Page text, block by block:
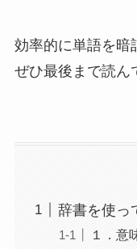
効率的に単語を暗
ぜひ最後まで読ん
辞書を使っ
１．意